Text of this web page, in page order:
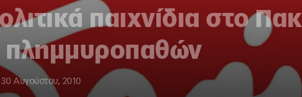
παιχνίδια στο
πλημμυροπαθών
30 Αυγούστου, 2010